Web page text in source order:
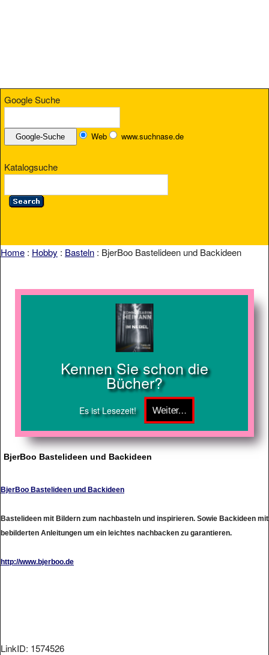
Google Suche
Web www.suchnase.de
Katalogsuche
Home : Hobby : Basteln : BjerBoo Bastelideen und Backideen
Kennen Sie schon die
Bücher?
Es ist Lesezeit!
BjerBoo Bastelideen und Backideen
BjerBoo Bastelideen und Backideen
Bastelideen mit Bildern zum nachbasteln und inspirieren. Sowie Backideen mit
bebilderten Anleitungen um ein leichtes nachbacken zu garantieren.
http://www.bjerboo.de
LinkID: 1574526